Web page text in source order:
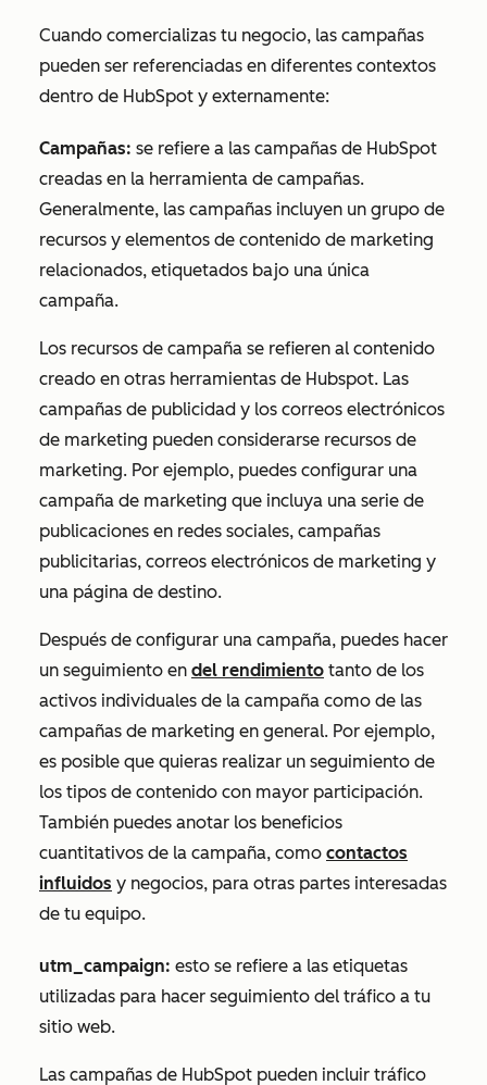
Cuando comercializas tu negocio, las campañas
pueden ser referenciadas en diferentes contextos
dentro de HubSpot y externamente:
Campañas: se refiere a las campañas de HubSpot
creadas en la herramienta de campañas.
Generalmente, las campañas incluyen un grupo de
recursos y elementos de contenido de marketing
relacionados, etiquetados bajo una única
campaña.
Los recursos de campaña se refieren al contenido
creado en otras herramientas de Hubspot. Las
campañas de publicidad y los correos electrónicos
de marketing pueden considerarse recursos de
marketing. Por ejemplo, puedes configurar una
campaña de marketing que incluya una serie de
publicaciones en redes sociales, campañas
publicitarias, correos electrónicos de marketing y
una página de destino.
Después de configurar una campaña, puedes hacer
un seguimiento en del rendimiento tanto de los
activos individuales de la campaña como de las
campañas de marketing en general. Por ejemplo,
es posible que quieras realizar un seguimiento de
los tipos de contenido con mayor participación.
También puedes anotar los beneficios
cuantitativos de la campaña, como contactos
influidos y negocios, para otras partes interesadas
de tu equipo.
utm_campaign: esto se refiere a las etiquetas
utilizadas para hacer seguimiento del tráfico a tu
sitio web.
Las campañas de HubSpot pueden incluir tráfico